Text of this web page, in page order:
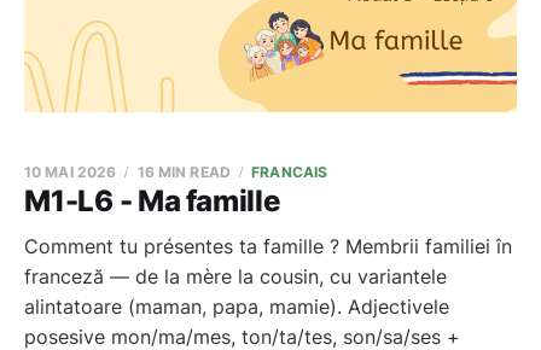
M1-L6 - Ma famille
10 MAI 2026 16 MIN READ FRANCAIS
Comment tu présentes ta famille ? Membrii familiei în
franceză — de la mère la cousin, cu variantele
alintatoare (maman, papa, mamie). Adjectivele
posesive mon/ma/mes, ton/ta/tes, son/sa/ses +